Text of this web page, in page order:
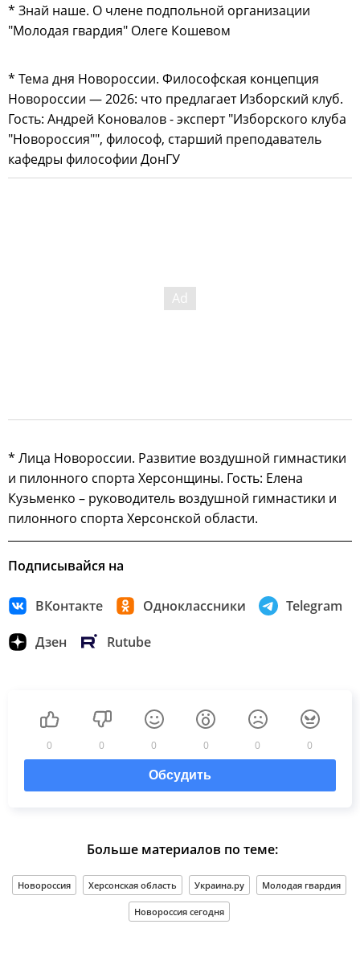
* Знай наше. О члене подпольной организации
"Молодая гвардия" Олеге Кошевом
* Тема дня Новороссии. Философская концепция
Новороссии — 2026: что предлагает Изборский клуб.
Гость: Андрей Коновалов - эксперт "Изборского клуба
"Новороссия"", философ, старший преподаватель
кафедры философии ДонГУ
* Лица Новороссии. Развитие воздушной гимнастики
и пилонного спорта Херсонщины. Гость: Елена
Кузьменко – руководитель воздушной гимнастики и
пилонного спорта Херсонской области.
Подписывайся на
ВКонтакте Одноклассники Telegram
Дзен Rutube
0 0 0 0 0 0
Обсудить
Больше материалов по теме:
Новороссия Херсонская область Украина.ру Молодая гвардия
Новороссия сегодня